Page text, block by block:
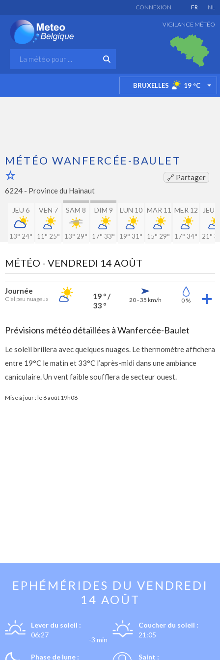
FR NL
CONNEXION
VIGILANCE MÉTÉO
BRUXELLES 19 °C
MÉTÉO WANFERCÉE-BAULET
🔗 Partager
6224 - Province du Hainaut
JEU 6
13° 24°
VEN 7
11° 25°
SAM 8
13° 29°
DIM 9
17° 33°
LUN 10
19° 31°
MAR 11
15° 29°
MER 12
17° 34°
JEU
21°
MÉTÉO - VENDREDI 14 AOÛT
Journée
Ciel peu nuageux
19 ° /
33 °
20 - 35 km/h 0 %
Prévisions météo détaillées à Wanfercée-Baulet
Le soleil brillera avec quelques nuages. Le thermomètre affichera
entre 19°C le matin et 33°C l’après-midi dans une ambiance
caniculaire. Un vent faible soufflera de secteur ouest.
Mise à jour : le 6 août 19h08
EPHÉMÉRIDES DU VENDREDI
14 AOÛT
Lever du soleil :
06:27
-3 min
Coucher du soleil :
21:05
Phase de lune :
Saint :